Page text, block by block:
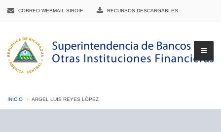
CORREO WEBMAIL SIBOIF RECURSOS DESCARGABLES
INICIO ARGEL LUIS REYES LÓPEZ